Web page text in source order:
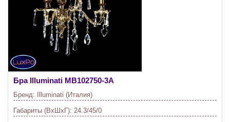
Бра Illuminati MB102750-3A
Бренд: Illuminati (Италия)
Габариты (ВхШхГ): 24.3/45/0